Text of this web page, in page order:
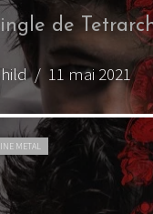
de
/ 11 mai 2021
METAL